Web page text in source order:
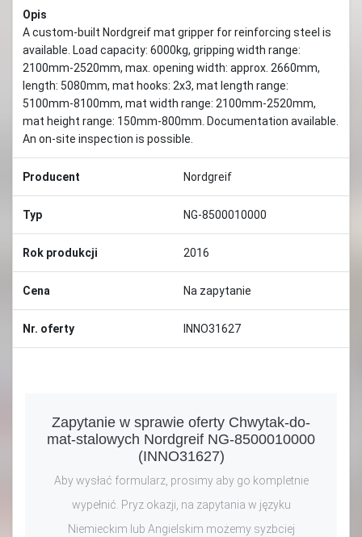
Opis
A custom-built Nordgreif mat gripper for reinforcing steel is
available. Load capacity: 6000kg, gripping width range:
2100mm-2520mm, max. opening width: approx. 2660mm,
length: 5080mm, mat hooks: 2x3, mat length range:
5100mm-8100mm, mat width range: 2100mm-2520mm,
mat height range: 150mm-800mm. Documentation available.
An on-site inspection is possible.
Producent Nordgreif
Typ NG-8500010000
Rok produkcji 2016
Cena Na zapytanie
Nr. oferty INNO31627
Zapytanie w sprawie oferty Chwytak-do-
mat-stalowych Nordgreif NG-8500010000
(INNO31627)
Aby wysłać formularz, prosimy aby go kompletnie
wypełnić. Pryz okazji, na zapytania w języku
Niemieckim lub Angielskim możemy syzbciej